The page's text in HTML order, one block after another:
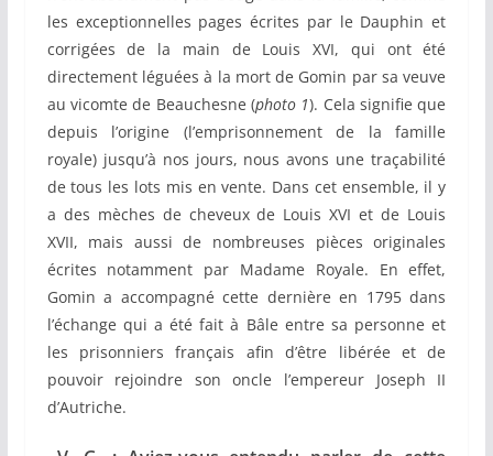
les exceptionnelles pages écrites par le Dauphin et
corrigées de la main de Louis XVI, qui ont été
directement léguées à la mort de Gomin par sa veuve
au vicomte de Beauchesne (photo 1). Cela signifie que
depuis l’origine (l’emprisonnement de la famille
royale) jusqu’à nos jours, nous avons une traçabilité
de tous les lots mis en vente. Dans cet ensemble, il y
a des mèches de cheveux de Louis XVI et de Louis
XVII, mais aussi de nombreuses pièces originales
écrites notamment par Madame Royale. En effet,
Gomin a accompagné cette dernière en 1795 dans
l’échange qui a été fait à Bâle entre sa personne et
les prisonniers français afin d’être libérée et de
pouvoir rejoindre son oncle l’empereur Joseph II
d’Autriche.